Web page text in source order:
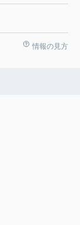
情報の見方